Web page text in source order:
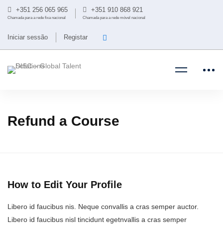
+351 256 065 965
Chamada para a rede fixa nacional
+351 910 868 921
Chamada para a rede móvel nacional
Iniciar sessão Registar
Refund a Course
How to Edit Your Profile
Libero id faucibus nis. Neque convallis a cras semper auctor.
Libero id faucibus nisl tincidunt egetnvallis a cras semper